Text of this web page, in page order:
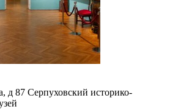
д 87 Серпуховский историко-